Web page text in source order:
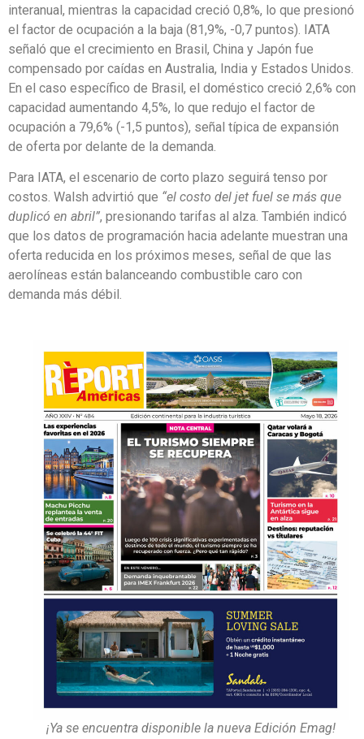
interanual, mientras la capacidad creció 0,8%, lo que presionó
el factor de ocupación a la baja (81,9%, -0,7 puntos). IATA
señaló que el crecimiento en Brasil, China y Japón fue
compensado por caídas en Australia, India y Estados Unidos.
En el caso específico de Brasil, el doméstico creció 2,6% con
capacidad aumentando 4,5%, lo que redujo el factor de
ocupación a 79,6% (-1,5 puntos), señal típica de expansión
de oferta por delante de la demanda.
Para IATA, el escenario de corto plazo seguirá tenso por
costos. Walsh advirtió que “el costo del jet fuel se más que
duplicó en abril”, presionando tarifas al alza. También indicó
que los datos de programación hacia adelante muestran una
oferta reducida en los próximos meses, señal de que las
aerolíneas están balanceando combustible caro con
demanda más débil.
¡Ya se encuentra disponible la nueva Edición Emag!